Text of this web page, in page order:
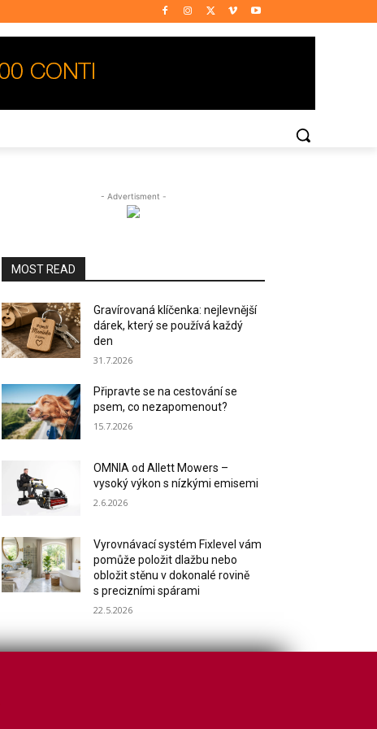
- Advertisment -
MOST READ
Gravírovaná klíčenka: nejlevnější
dárek, který se používá každý
den
31.7.2026
Připravte se na cestování se
psem, co nezapomenout?
15.7.2026
OMNIA od Allett Mowers –
vysoký výkon s nízkými emisemi
2.6.2026
Vyrovnávací systém Fixlevel vám
pomůže položit dlažbu nebo
obložit stěnu v dokonalé rovině
s precizními spárami
22.5.2026